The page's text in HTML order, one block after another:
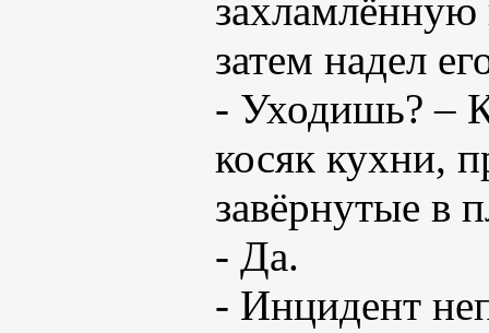
затем надел
- Уходишь? –
косяк кухни,
завёрнутые в
- Да.
- Инцидент